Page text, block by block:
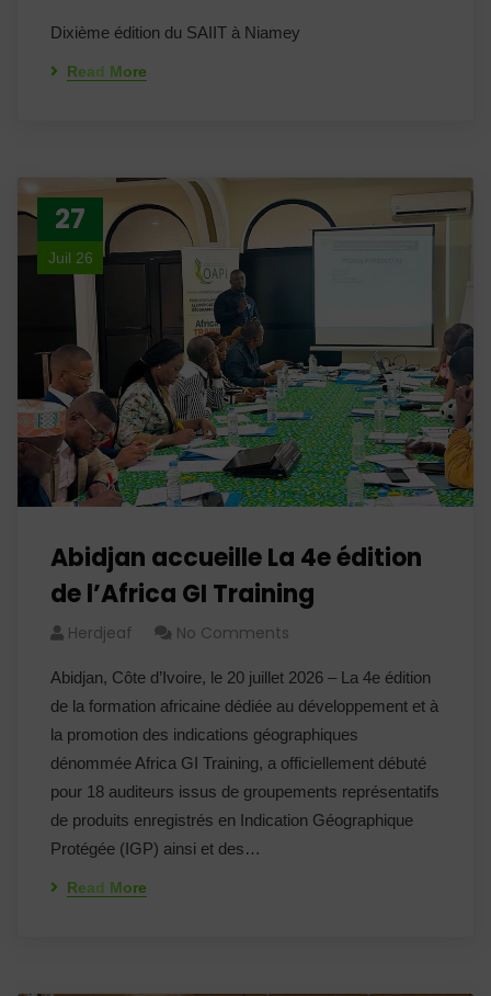
Dixième édition du SAIIT à Niamey
Read More
27
Juil 26
Abidjan accueille La 4e édition
de l’Africa GI Training
Herdjeaf No Comments
Abidjan, Côte d’Ivoire, le 20 juillet 2026 – La 4e édition
de la formation africaine dédiée au développement et à
la promotion des indications géographiques
dénommée Africa GI Training, a officiellement débuté
pour 18 auditeurs issus de groupements représentatifs
de produits enregistrés en Indication Géographique
Protégée (IGP) ainsi et des…
Read More